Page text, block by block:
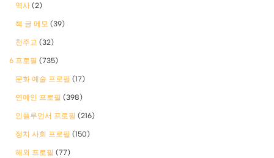
역사 (2)
책 글 메모 (39)
천주교 (32)
6 프로필 (735)
문화 예술 프로필 (17)
연예인 프로필 (398)
인플루언서 프로필 (216)
정치 사회 프로필 (150)
해외 프로필 (77)